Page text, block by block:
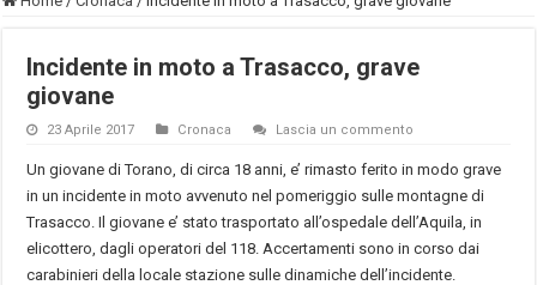
Incidente in moto a Trasacco, grave
giovane
23 Aprile 2017 Cronaca Lascia un commento
Un giovane di Torano, di circa 18 anni, e’ rimasto ferito in modo grave
in un incidente in moto avvenuto nel pomeriggio sulle montagne di
Trasacco. Il giovane e’ stato trasportato all’ospedale dell’Aquila, in
elicottero, dagli operatori del 118. Accertamenti sono in corso dai
carabinieri della locale stazione sulle dinamiche dell’incidente.